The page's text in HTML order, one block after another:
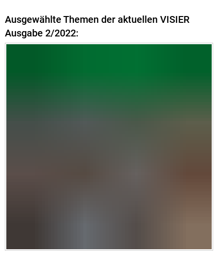
Ausgewählte Themen der aktuellen VISIER
Ausgabe 2/2022: